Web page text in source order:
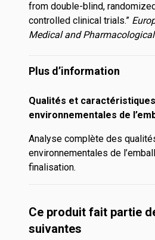
from double-blind,
controlled clinical trials.”
Medical and
Plus d’information
Qualités et caractéristiques
environnementales de
Analyse complète des
environnementales de
finalisation.
Ce produit fait partie
suivantes